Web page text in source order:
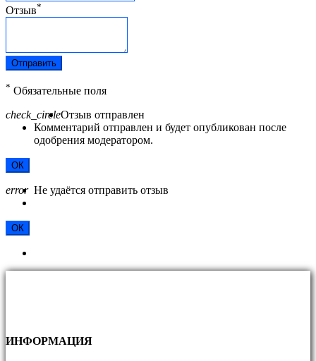
Отзыв*
Отправить
* Обязательные поля
check_circleОтзыв отправлен
Комментарий отправлен и будет опубликован после
одобрения модератором.
ОК
error Не удаётся отправить отзыв
ОК
ИНФОРМАЦИЯ